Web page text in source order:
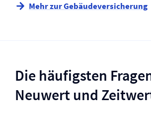
Mehr zur Gebäude­versicherung
Die häufigsten
Neuwert und